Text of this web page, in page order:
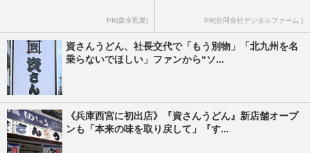
PR(森永乳業) PR(合同会社デジタルファーム )
資さんうどん、社長交代で「もう別物」「北九州を名
乗らないでほしい」ファンから“ソ...
《兵庫西宮に初出店》『資さんうどん』新店舗オープ
ンも「本来の味を取り戻して」『す...